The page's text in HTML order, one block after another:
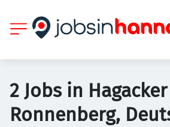
2 Jobs in
Ronnenberg,